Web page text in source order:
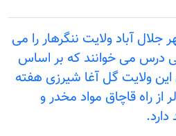
آباد ولایت ننگرهار را می
درس می خوانند که بر اساس
ولایت گل آغا شیرزی هفته
راه قاچاق مواد مخدر و